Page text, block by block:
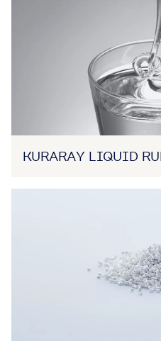
KURARAY LIQUID